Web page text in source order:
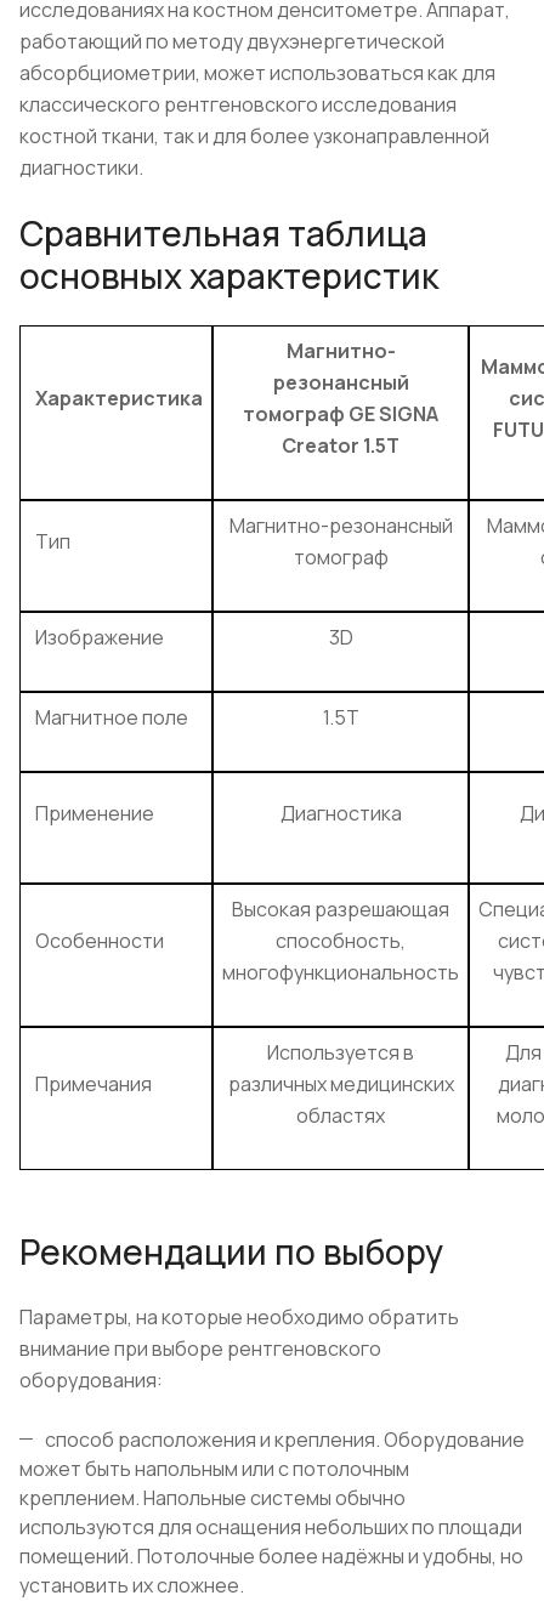
исследованиях на костном денситометре. Аппарат,
работающий по методу двухэнергетической
абсорбциометрии, может использоваться как для
классического рентгеновского исследования
костной ткани, так и для более узконаправленной
диагностики.
Сравнительная таблица
основных характеристик
Характеристика
Магнитно-
резонансный
томограф GE SIGNA
Creator 1.5T
Тип
Магнитно-резонансный
томограф
Изображение 3D
Магнитное поле 1.5T
Применение Диагностика
Особенности
Высокая разрешающая
способность,
многофункциональность
Примечания
Используется в
различных медицинских
областях
Для
Рекомендации по выбору
Параметры, на которые необходимо обратить
внимание при выборе рентгеновского
оборудования:
способ расположения и крепления. Оборудование
может быть напольным или с потолочным
креплением. Напольные системы обычно
используются для оснащения небольших по площади
помещений. Потолочные более надёжны и удобны, но
установить их сложнее.